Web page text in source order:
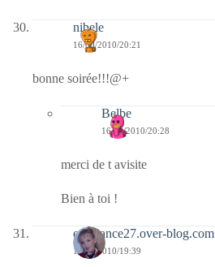
nibele
16/09/2010/20:21
bonne soirée!!!@+
Belbe
16/09/2010/20:28
merci de t avisite
Bien à toi !
esperance27.over-blog.com
16/09/2010/19:39